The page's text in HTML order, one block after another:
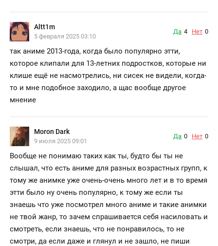
Altt1m
5 февраля 2025 03:10
Да 4 Нет 0
так аниме 2013-года, когда было популярно этти,
которое клипали для 13-летних подростков, которые ни
клише ещё не насмотрелись, ни сисек не видели, когда-
то и мне подобное заходило, а щас вообще другое
мнение
Moron Dark
9 июля 2025 09:01
Да 0 Нет 0
Вообще не понимаю таких как ты, будто бы ты не
слышал, что есть аниме для разных возрастных групп, к
тому же анимке уже очень-очень много лет и в то время
этти было ну очень популярно, к тому же если ты
знаешь что уже посмотрел много аниме и такие анимки
не твой жанр, то зачем спрашивается себя насиловать и
смотреть, если знаешь, что не понравилось, то не
смотри, да если даже и глянул и не зашло, не пиши